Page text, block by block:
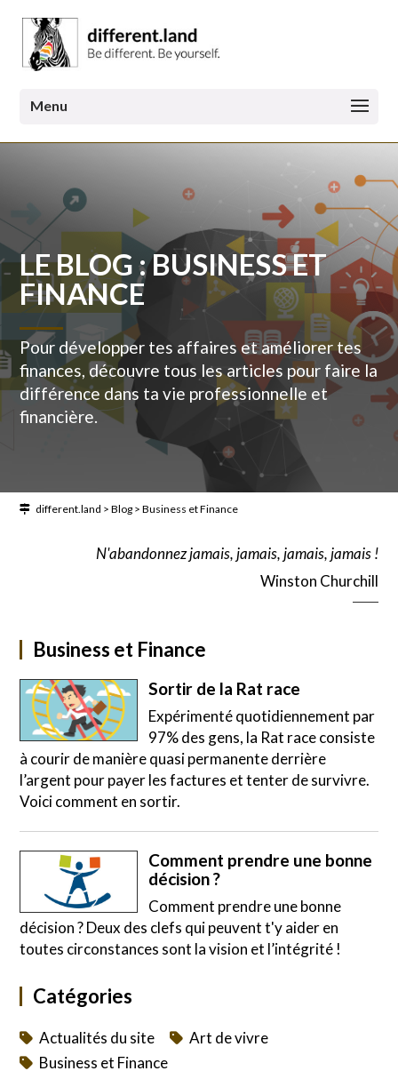
LE BLOG : BUSINESS ET
FINANCE
Pour développer tes affaires et améliorer tes
finances, découvre tous les articles pour faire la
différence dans ta vie professionnelle et
financière.
different.land >Blog >Business et Finance
N'abandonnez jamais, jamais, jamais, jamais !
Winston Churchill
Business et Finance
Sortir de la Rat race
Expérimenté quotidiennement par
97% des gens, la Rat race consiste
à courir de manière quasi permanente derrière
l’argent pour payer les factures et tenter de survivre.
Voici comment en sortir.
Comment prendre une bonne
décision ?
Comment prendre une bonne
décision ? Deux des clefs qui peuvent t'y aider en
toutes circonstances sont la vision et l’intégrité !
Catégories
Actualités du site
Art de vivre
Business et Finance